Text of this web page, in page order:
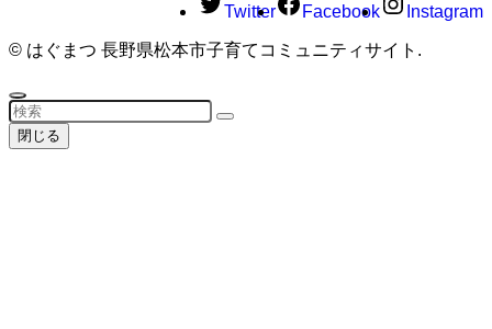
Twitter Facebook Instagram
© はぐまつ 長野県松本市子育てコミュニティサイト.
閉じる